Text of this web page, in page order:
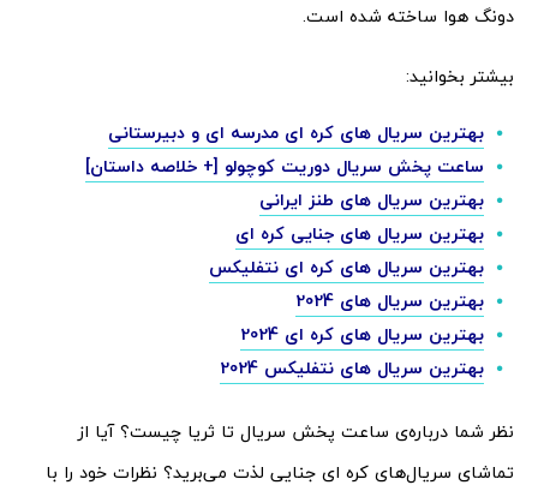
دونگ هوا ساخته شده است.
بیشتر بخوانید:
بهترین سریال های کره ای مدرسه ای و دبیرستانی
ساعت پخش سریال دوریت کوچولو [+ خلاصه داستان]
بهترین سریال های طنز ایرانی
بهترین سریال های جنایی کره ای
بهترین سریال های کره ای نتفلیکس
بهترین سریال های 2024
بهترین سریال های کره ای 2024
بهترین سریال های نتفلیکس 2024
نظر شما درباره‌ی ساعت پخش سریال تا ثریا چیست؟ آیا از
تماشای سریال‌های کره‌ ای جنایی لذت می‌برید؟ نظرات خود را با